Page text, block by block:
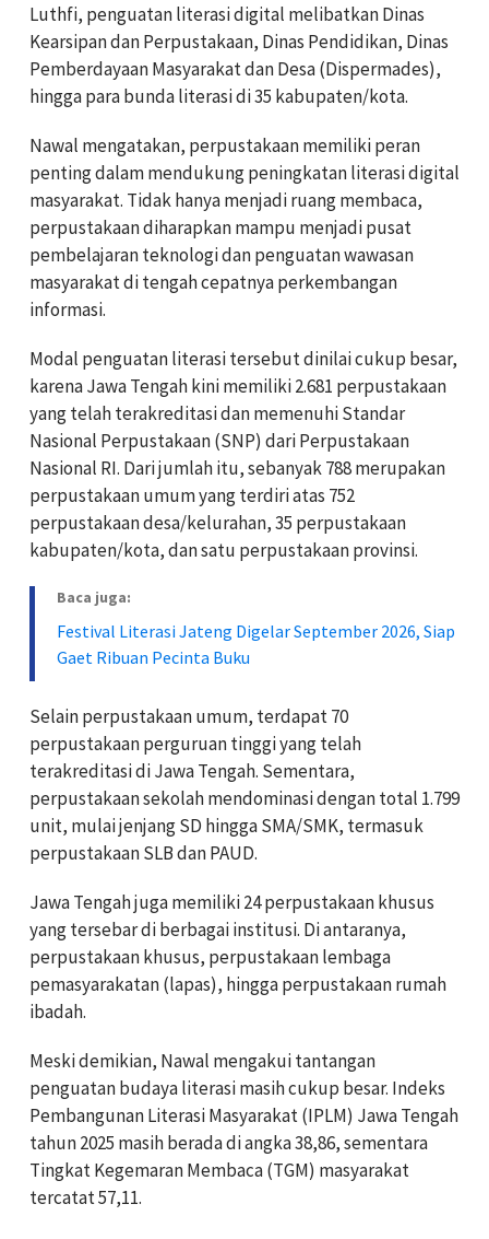
Luthfi, penguatan literasi digital melibatkan Dinas
Kearsipan dan Perpustakaan, Dinas Pendidikan, Dinas
Pemberdayaan Masyarakat dan Desa (Dispermades),
hingga para bunda literasi di 35 kabupaten/kota.
Nawal mengatakan, perpustakaan memiliki peran
penting dalam mendukung peningkatan literasi digital
masyarakat. Tidak hanya menjadi ruang membaca,
perpustakaan diharapkan mampu menjadi pusat
pembelajaran teknologi dan penguatan wawasan
masyarakat di tengah cepatnya perkembangan
informasi.
Modal penguatan literasi tersebut dinilai cukup besar,
karena Jawa Tengah kini memiliki 2.681 perpustakaan
yang telah terakreditasi dan memenuhi Standar
Nasional Perpustakaan (SNP) dari Perpustakaan
Nasional RI. Dari jumlah itu, sebanyak 788 merupakan
perpustakaan umum yang terdiri atas 752
perpustakaan desa/kelurahan, 35 perpustakaan
kabupaten/kota, dan satu perpustakaan provinsi.
Baca juga:
Festival Literasi Jateng Digelar September 2026, Siap
Gaet Ribuan Pecinta Buku
Selain perpustakaan umum, terdapat 70
perpustakaan perguruan tinggi yang telah
terakreditasi di Jawa Tengah. Sementara,
perpustakaan sekolah mendominasi dengan total 1.799
unit, mulai jenjang SD hingga SMA/SMK, termasuk
perpustakaan SLB dan PAUD.
Jawa Tengah juga memiliki 24 perpustakaan khusus
yang tersebar di berbagai institusi. Di antaranya,
perpustakaan khusus, perpustakaan lembaga
pemasyarakatan (lapas), hingga perpustakaan rumah
ibadah.
Meski demikian, Nawal mengakui tantangan
penguatan budaya literasi masih cukup besar. Indeks
Pembangunan Literasi Masyarakat (IPLM) Jawa Tengah
tahun 2025 masih berada di angka 38,86, sementara
Tingkat Kegemaran Membaca (TGM) masyarakat
tercatat 57,11.